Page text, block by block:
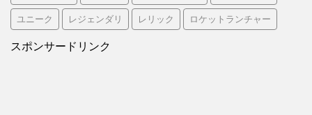
ユニーク レジェンダリ レリック ロケットランチャー
スポンサードリンク